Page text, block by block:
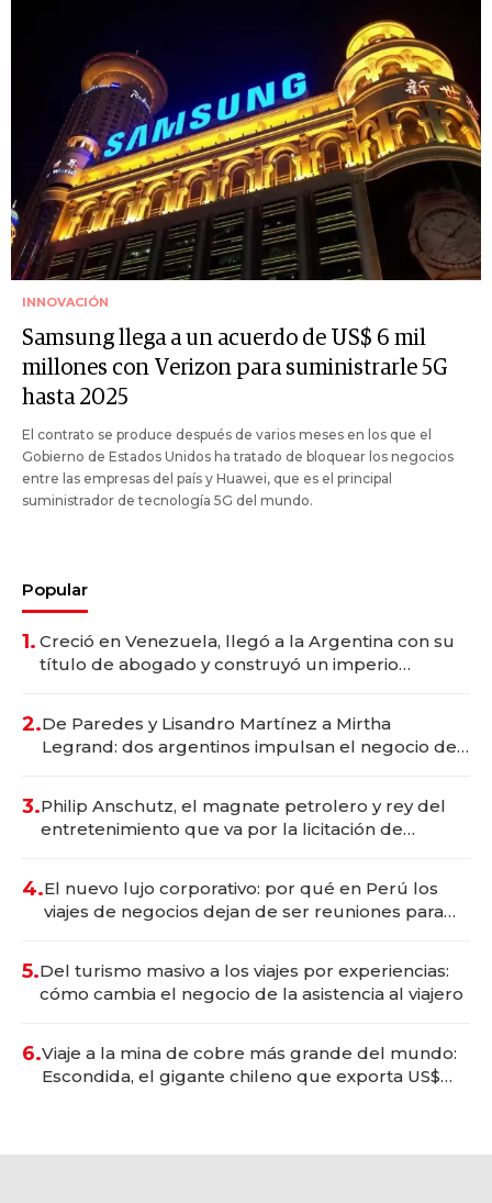
INNOVACIÓN
Samsung llega a un acuerdo de US$ 6 mil
millones con Verizon para suministrarle 5G
hasta 2025
El contrato se produce después de varios meses en los que el
Gobierno de Estados Unidos ha tratado de bloquear los negocios
entre las empresas del país y Huawei, que es el principal
suministrador de tecnología 5G del mundo.
Popular
1. Creció en Venezuela, llegó a la Argentina con su
título de abogado y construyó un imperio
2.De Paredes y Lisandro Martínez a Mirtha
Legrand: dos argentinos impulsan el negocio del
3.Philip Anschutz, el magnate petrolero y rey del
entretenimiento que va por la licitación de
4.El nuevo lujo corporativo: por qué en Perú los
viajes de negocios dejan de ser reuniones para
5.Del turismo masivo a los viajes por experiencias:
cómo cambia el negocio de la asistencia al viajero
6.Viaje a la mina de cobre más grande del mundo:
Escondida, el gigante chileno que exporta US$